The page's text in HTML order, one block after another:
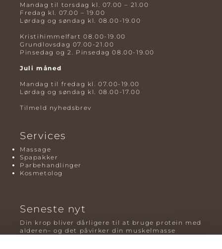
Mandag til torsdag kl. 07.00 – 21.00
Fredag kl. 07.00 – 19.00
Lørdag og søndag kl. 08.00-19.00
Kristihimmelfart 08.00-19.00
Grundlovsdag 07.00-21.00
Pinsedag og 2. Pinsedag 08.00-19.00
Juli måned
Mandag til fredag kl. 07.00-19.00
Lørdag og søndag kl. 08.00-17.00
Tilmeld nyhedsbrev
Services
Massage
Spapakker
Parbehandlinger
Kosmetolog
Seneste nyt
Din krop bliver dårligere til at bruge protein med
alderen– og det påvirker din muskelmasse